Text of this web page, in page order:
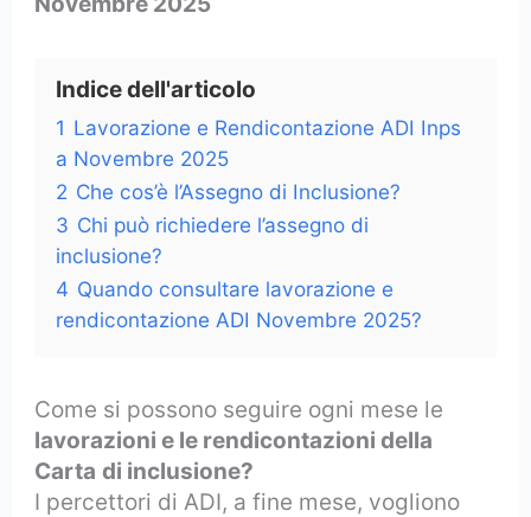
Indice dell'articolo
1 Lavorazione e Rendicontazione ADI Inps
a Novembre 2025
2 Che cos’è l’Assegno di Inclusione?
3 Chi può richiedere l’assegno di
inclusione?
4 Quando consultare lavorazione e
rendicontazione ADI Novembre 2025?
Come si possono seguire ogni mese le
lavorazioni e le rendicontazioni della
Carta di inclusione?
I percettori di ADI, a fine mese, vogliono